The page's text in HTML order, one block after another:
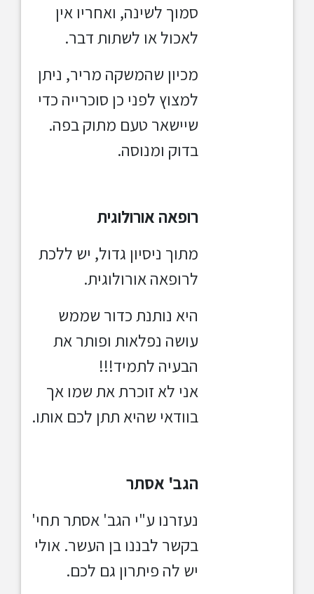
סמוך לשינה, ואחריו אין
לאכולאו לשתות דבר.
מכיון שהמשקה מריר, ניתן
למצוץ לפני כן סוכרייה כדי
שיישאר טעם מתוק בפה.
בדוק ומנוסה.
רופאה אורולוגית
מתוך ניסיון גדול, יש ללכת
לרופאה אורולוגית.
היא נותנתכדור שממש
עושה נפלאות ופותר את
הבעיה לתמיד!!!
אני לא זוכרת את שמו אך
בוודאי שהיא תתן לכם אותו.
הגב' אסתר
נעזרנו ע"י הגב' אסתר תחי'
בקשר לבננו בן העשר. אולי
יש לה פיתרון גם לכם.